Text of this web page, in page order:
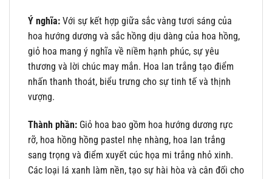
Ý nghĩa: Với sự kết hợp giữa sắc vàng tươi sáng của
hoa hướng dương và sắc hồng dịu dàng của hoa hồng,
giỏ hoa mang ý nghĩa về niềm hạnh phúc, sự yêu
thương và lời chúc may mắn. Hoa lan trắng tạo điểm
nhấn thanh thoát, biểu trưng cho sự tinh tế và thịnh
vượng.
Thành phần: Giỏ hoa bao gồm hoa hướng dương rực
rỡ, hoa hồng hồng pastel nhẹ nhàng, hoa lan trắng
sang trọng và điểm xuyết cúc họa mi trắng nhỏ xinh.
Các loại lá xanh làm nền, tạo sự hài hòa và cân đối cho